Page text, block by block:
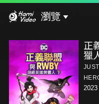
瀏覽
正
獵
2023